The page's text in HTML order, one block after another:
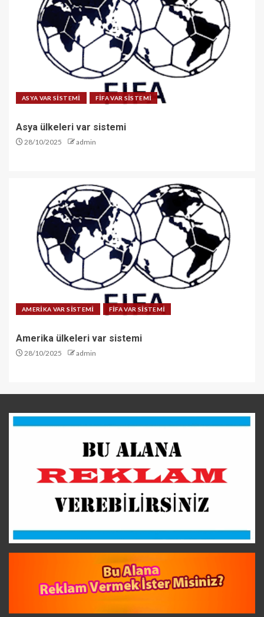
ASYA VAR SİSTEMİ FİFA VAR SİSTEMİ
Asya ülkeleri var sistemi
28/10/2025 admin
AMERİKA VAR SİSTEMİ FİFA VAR SİSTEMİ
Amerika ülkeleri var sistemi
28/10/2025 admin